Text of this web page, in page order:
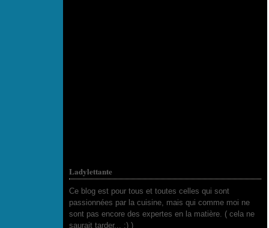
Ladylettante
Ce blog est pour tous et toutes celles qui sont
passionnées par la cuisine, mais qui comme moi ne
sont pas encore des expertes en la matière. ( cela ne
saurait tarder... :) )